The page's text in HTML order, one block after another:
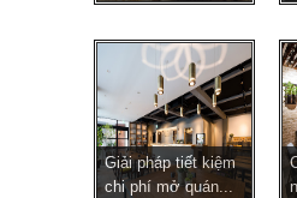
Giải pháp tiết kiệm
chi phí mở quán...